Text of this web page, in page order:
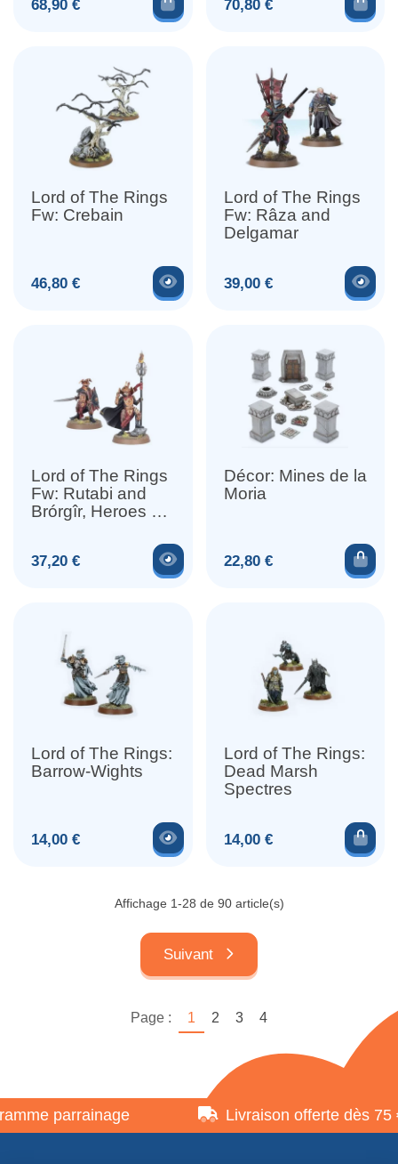
Prix
68,90 € Prix
70,80 €
Lord of The Rings
Fw: Crebain
Prix
46,80 € Voir le produit
Lord of The Rings
Fw: Râza and
Delgamar
Prix
39,00 €
Lord of The Rings
Fw: Rutabi and
Brórgîr, Heroes of
Prix
37,20 € Voir le produit
Décor: Mines de la
Moria
Prix
22,80 €
Lord of The Rings:
Barrow-Wights
Prix
14,00 € Voir le produit
Lord of The Rings:
Dead Marsh
Spectres
Prix
14,00 €
Affichage 1-28 de 90 article(s)
Suivant
Page : 1 2 3 4
parrainage Livraison offerte dès 75 €